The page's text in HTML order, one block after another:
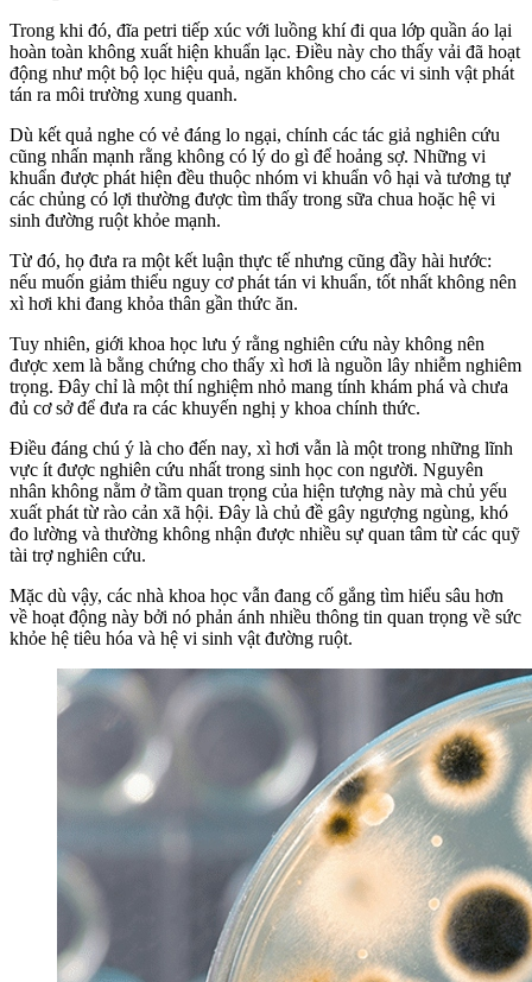
Trong khi đó, đĩa petri tiếp xúc với luồng khí đi qua lớp quần áo lại
hoàn toàn không xuất hiện khuẩn lạc. Điều này cho thấy vải đã hoạt
động như một bộ lọc hiệu quả, ngăn không cho các vi sinh vật phát
tán ra môi trường xung quanh.
Dù kết quả nghe có vẻ đáng lo ngại, chính các tác giả nghiên cứu
cũng nhấn mạnh rằng không có lý do gì để hoảng sợ. Những vi
khuẩn được phát hiện đều thuộc nhóm vi khuẩn vô hại và tương tự
các chủng có lợi thường được tìm thấy trong sữa chua hoặc hệ vi
sinh đường ruột khỏe mạnh.
Từ đó, họ đưa ra một kết luận thực tế nhưng cũng đầy hài hước:
nếu muốn giảm thiểu nguy cơ phát tán vi khuẩn, tốt nhất không nên
xì hơi khi đang khỏa thân gần thức ăn.
Tuy nhiên, giới khoa học lưu ý rằng nghiên cứu này không nên
được xem là bằng chứng cho thấy xì hơi là nguồn lây nhiễm nghiêm
trọng. Đây chỉ là một thí nghiệm nhỏ mang tính khám phá và chưa
đủ cơ sở để đưa ra các khuyến nghị y khoa chính thức.
Điều đáng chú ý là cho đến nay, xì hơi vẫn là một trong những lĩnh
vực ít được nghiên cứu nhất trong sinh học con người. Nguyên
nhân không nằm ở tầm quan trọng của hiện tượng này mà chủ yếu
xuất phát từ rào cản xã hội. Đây là chủ đề gây ngượng ngùng, khó
đo lường và thường không nhận được nhiều sự quan tâm từ các quỹ
tài trợ nghiên cứu.
Mặc dù vậy, các nhà khoa học vẫn đang cố gắng tìm hiểu sâu hơn
về hoạt động này bởi nó phản ánh nhiều thông tin quan trọng về sức
khỏe hệ tiêu hóa và hệ vi sinh vật đường ruột.